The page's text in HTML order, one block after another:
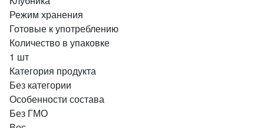
Режим хранения
Готовые к употреблению
Количество в упаковке
1 шт
Категория продукта
Без категории
Особенности состава
Без ГМО